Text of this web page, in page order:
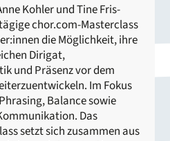
Kohler und Tine Fris-
chor.com-Masterclass
die Möglichkeit, ihre
Dirigat,
und Präsenz vor dem
Im Fokus
Balance sowie
Das
setzt sich zusammen aus